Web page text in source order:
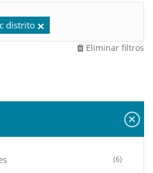
distrito
Eliminar filtros
(6)